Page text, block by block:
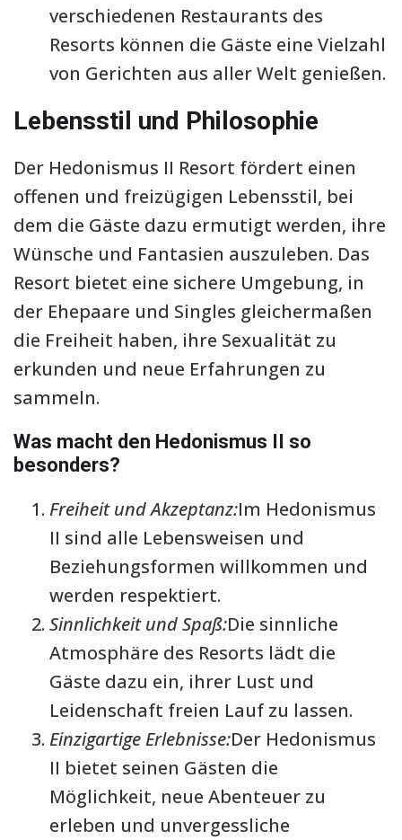
verschiedenen Restaurants des
Resorts können die Gäste eine Vielzahl
von Gerichten aus aller Welt genießen.
Lebensstil und Philosophie
Der Hedonismus II Resort fördert einen
offenen und freizügigen Lebensstil, bei
dem die Gäste dazu ermutigt werden, ihre
Wünsche und Fantasien auszuleben. Das
Resort bietet eine sichere Umgebung, in
der Ehepaare und Singles gleichermaßen
die Freiheit haben, ihre Sexualität zu
erkunden und neue Erfahrungen zu
sammeln.
Was macht den Hedonismus II so
besonders?
Freiheit und Akzeptanz:Im Hedonismus
II sind alle Lebensweisen und
Beziehungsformen willkommen und
werden respektiert.
Sinnlichkeit und Spaß:Die sinnliche
Atmosphäre des Resorts lädt die
Gäste dazu ein, ihrer Lust und
Leidenschaft freien Lauf zu lassen.
Einzigartige Erlebnisse:Der Hedonismus
II bietet seinen Gästen die
Möglichkeit, neue Abenteuer zu
erleben und unvergessliche